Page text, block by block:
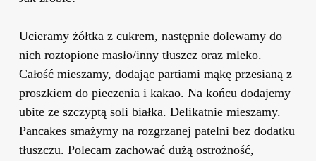
Ucieramy żółtka z cukrem, następnie dolewamy do
nich roztopione masło/inny tłuszcz oraz mleko.
Całość mieszamy, dodając partiami mąkę przesianą z
proszkiem do pieczenia i kakao. Na końcu dodajemy
ubite ze szczyptą soli białka. Delikatnie mieszamy.
Pancakes smażymy na rozgrzanej patelni bez dodatku
tłuszczu. Polecam zachować dużą ostrożność,